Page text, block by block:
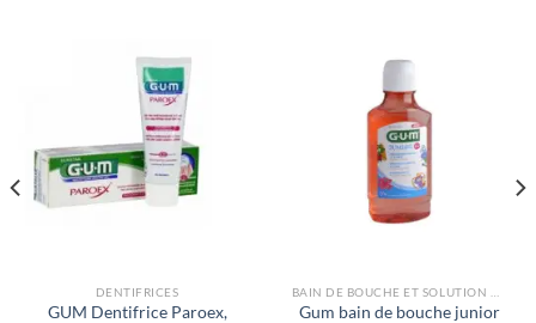
DENTIFRICES
GUM Dentifrice Paroex, Gum bain de bouche junior